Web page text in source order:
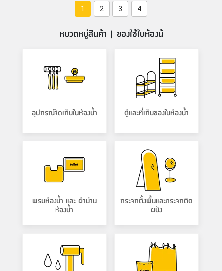
1 2 3 4
หมวดหมู่สินค้า | ของใช้ในห้องน้
อุปกรณ์จัดเก็บในห้องน้ำ ตู้และที่เก็บของในห้องน้ำ
พรมห้องน้ำ และ ผ้าม่าน
ห้องน้ำ
กระจกตั้งพื้นและกระจกติด
ผนัง